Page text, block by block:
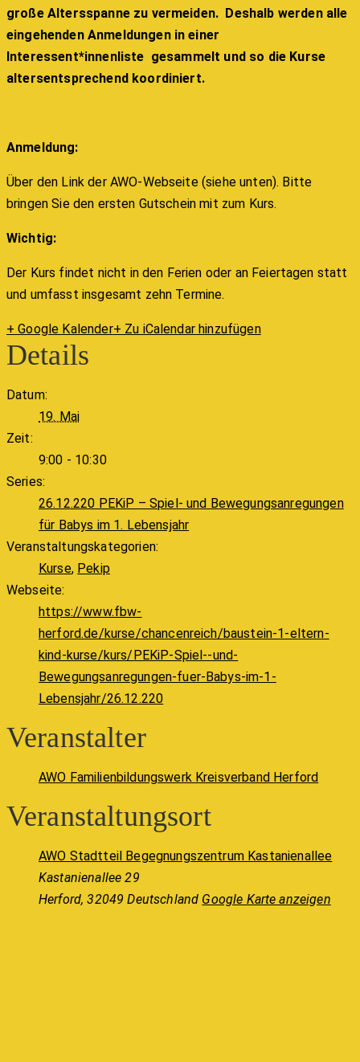
große Altersspanne zu vermeiden. Deshalb werden alle
eingehenden Anmeldungen in einer
Interessent*innenliste gesammelt und so die Kurse
altersentsprechend koordiniert.
Anmeldung:
Über den Link der AWO-Webseite (siehe unten). Bitte
bringen Sie den ersten Gutschein mit zum Kurs.
Wichtig:
Der Kurs findet nicht in den Ferien oder an Feiertagen statt
und umfasst insgesamt zehn Termine.
+ Google Kalender+ Zu iCalendar hinzufügen
Details
Datum:
19. Mai
Zeit:
9:00 - 10:30
Series:
26.12.220 PEKiP – Spiel- und Bewegungsanregungen
für Babys im 1. Lebensjahr
Veranstaltungskategorien:
Kurse, Pekip
Webseite:
https://www.fbw-
herford.de/kurse/chancenreich/baustein-1-eltern-
kind-kurse/kurs/PEKiP-Spiel--und-
Bewegungsanregungen-fuer-Babys-im-1-
Lebensjahr/26.12.220
Veranstalter
AWO Familienbildungswerk Kreisverband Herford
Veranstaltungsort
AWO Stadtteil Begegnungszentrum Kastanienallee
Kastanienallee 29
Herford, 32049 Deutschland Google Karte anzeigen